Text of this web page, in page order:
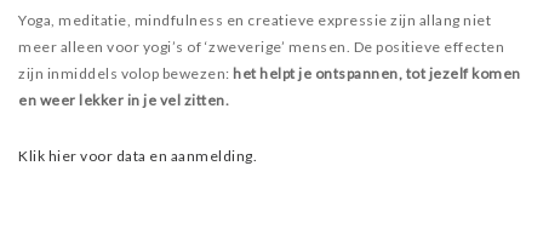
Yoga, meditatie, mindfulness en creatieve expressie zijn allang niet
meer alleen voor yogi’s of ‘zweverige’ mensen. De positieve effecten
zijn inmiddels volop bewezen: het helpt je ontspannen, tot jezelf komen
en weer lekker in je vel zitten.
Klik hier voor data en aanmelding.